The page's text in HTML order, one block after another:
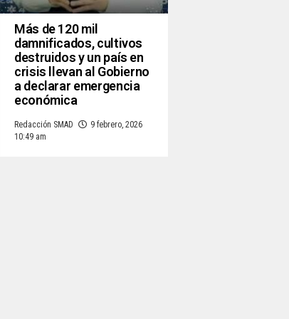
Más de 120 mil
damnificados, cultivos
destruidos y un país en
crisis llevan al Gobierno
a declarar emergencia
económica
Redacción SMAD
9 febrero, 2026
10:49 am